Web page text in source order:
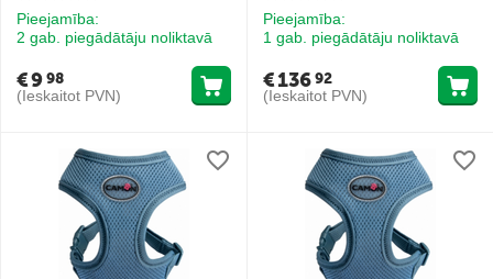
Pieejamība:
2 gab. piegādātāju noliktavā
€998
(Ieskaitot PVN)
Pieejamība:
1 gab. piegādātāju noliktavā
€13692
(Ieskaitot PVN)